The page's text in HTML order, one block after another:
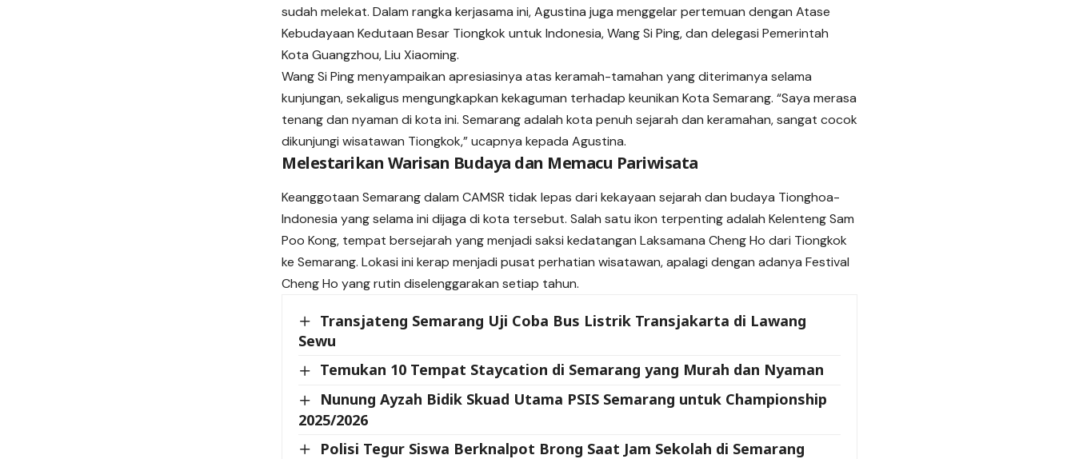
sudah melekat. Dalam rangka kerjasama ini, Agustina juga menggelar pertemuan dengan Atase
Kebudayaan Kedutaan Besar Tiongkok untuk Indonesia, Wang Si Ping, dan delegasi Pemerintah
Kota Guangzhou, Liu Xiaoming.
Wang Si Ping menyampaikan apresiasinya atas keramah-tamahan yang diterimanya selama
kunjungan, sekaligus mengungkapkan kekaguman terhadap keunikan Kota Semarang. “Saya merasa
tenang dan nyaman di kota ini. Semarang adalah kota penuh sejarah dan keramahan, sangat cocok
dikunjungi wisatawan Tiongkok,” ucapnya kepada Agustina.
Melestarikan Warisan Budaya dan Memacu Pariwisata
Keanggotaan Semarang dalam CAMSR tidak lepas dari kekayaan sejarah dan budaya Tionghoa-
Indonesia yang selama ini dijaga di kota tersebut. Salah satu ikon terpenting adalah Kelenteng Sam
Poo Kong, tempat bersejarah yang menjadi saksi kedatangan Laksamana Cheng Ho dari Tiongkok
ke Semarang. Lokasi ini kerap menjadi pusat perhatian wisatawan, apalagi dengan adanya Festival
Cheng Ho yang rutin diselenggarakan setiap tahun.
Transjateng Semarang Uji Coba Bus Listrik Transjakarta di Lawang
Sewu
Temukan 10 Tempat Staycation di Semarang yang Murah dan Nyaman
Nunung Ayzah Bidik Skuad Utama PSIS Semarang untuk Championship
2025/2026
Polisi Tegur Siswa Berknalpot Brong Saat Jam Sekolah di Semarang